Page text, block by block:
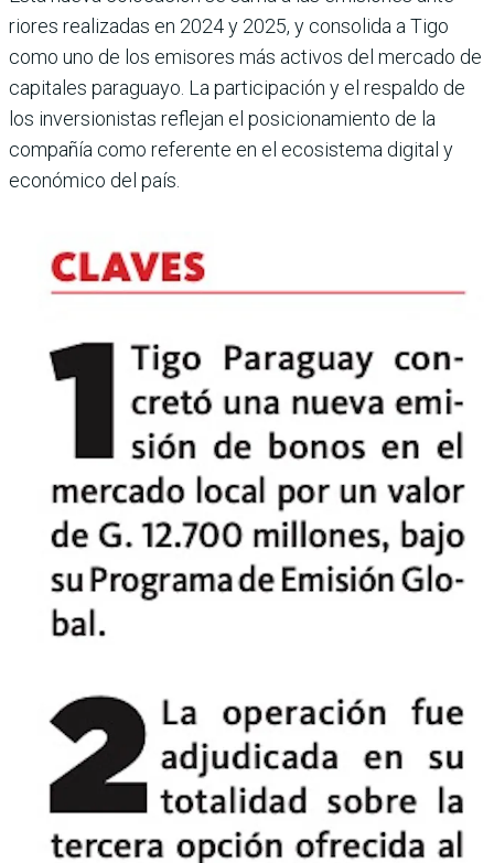
riores realizadas en 2024 y 2025, y consolida a Tigo
como uno de los emisores más acti­vos del mercado de
capitales paraguayo. La participación y el respaldo de
los inversio­nistas reflejan el posiciona­miento de la
compañía como referente en el ecosistema digital y
económico del país.